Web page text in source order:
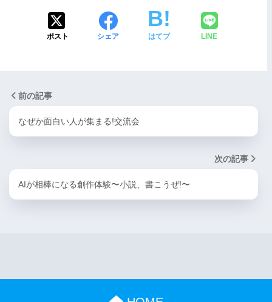
ポスト シェア はてブ LINE
前の記事
なぜか面白い人が集まる!交流会
次の記事
AIが相棒になる創作体験〜小説、書こうぜ!〜